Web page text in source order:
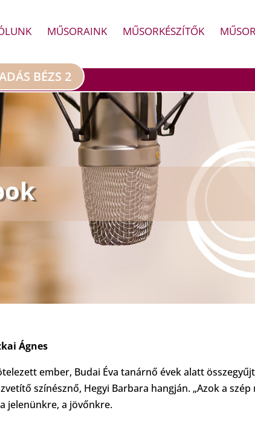
MŰSORAINK MŰSORKÉSZÍTŐK
BÉZS 2
Ágnes
ember, Budai Éva tanárnő évek alatt
színésznő, Hegyi Barbara hangján. „Azok a
jelenünkre, a jövőnkre.